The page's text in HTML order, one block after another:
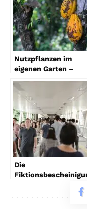
Nutzpflanzen im
eigenen Garten –
Die